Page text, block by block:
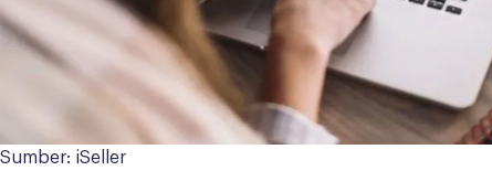
Sumber: iSeller